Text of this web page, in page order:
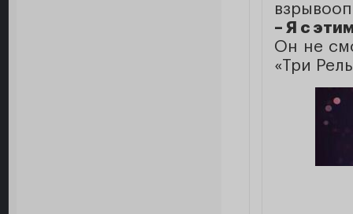
– Я с
Он не
«Три